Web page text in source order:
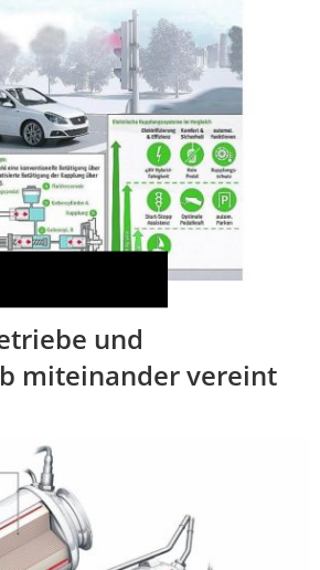
und
miteinander vereint